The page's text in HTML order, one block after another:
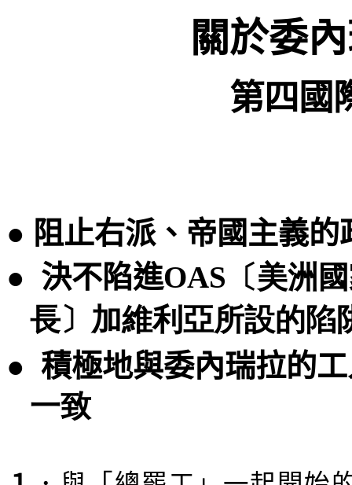
關於委
第四國
● 阻止右派、帝國主義的
● 決不陷進OAS〔美洲
長〕加維利亞所設的陷
● 積極地與委內瑞拉的
一致